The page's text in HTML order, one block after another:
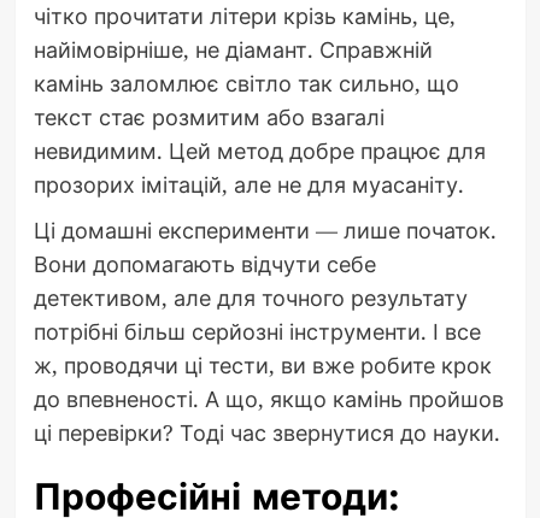
чітко прочитати літери крізь камінь, це,
найімовірніше, не діамант. Справжній
камінь заломлює світло так сильно, що
текст стає розмитим або взагалі
невидимим. Цей метод добре працює для
прозорих імітацій, але не для муасаніту.
Ці домашні експерименти — лише початок.
Вони допомагають відчути себе
детективом, але для точного результату
потрібні більш серйозні інструменти. І все
ж, проводячи ці тести, ви вже робите крок
до впевненості. А що, якщо камінь пройшов
ці перевірки? Тоді час звернутися до науки.
Професійні методи: